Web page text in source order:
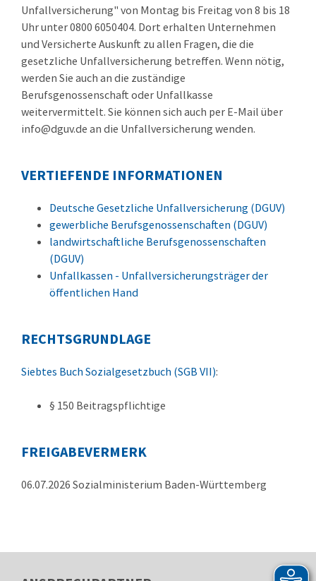
Unfallversicherung" von Montag bis Freitag von 8 bis 18
Uhr unter 0800 6050404. Dort erhalten Unternehmen
und Versicherte Auskunft zu allen Fragen, die die
gesetzliche Unfallversicherung betreffen. Wenn nötig,
werden Sie auch an die zuständige
Berufsgenossenschaft oder Unfallkasse
weitervermittelt. Sie können sich auch per E-Mail über
info@dguv.de an die Unfallversicherung wenden.
VERTIEFENDE INFORMATIONEN
Deutsche Gesetzliche Unfallversicherung (DGUV)
gewerbliche Berufsgenossenschaften (DGUV)
landwirtschaftliche Berufsgenossenschaften
(DGUV)
Unfallkassen - Unfallversicherungsträger der
öffentlichen Hand
RECHTSGRUNDLAGE
Siebtes Buch Sozialgesetzbuch (SGB VII):
§ 150 Beitragspflichtige
FREIGABEVERMERK
06.07.2026 Sozialministerium Baden-Württemberg